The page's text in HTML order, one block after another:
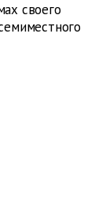
своего